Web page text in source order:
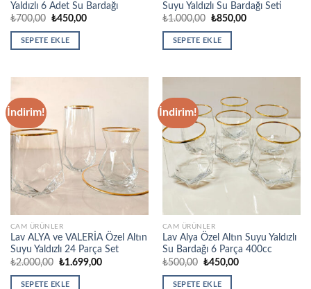
Yaldızlı 6 Adet Su Bardağı
₺700,00 Orijinal
₺700,00.
₺450,00Şu
SEPETE EKLE
Suyu Yaldızlı Su Bardağı Seti
₺1.000,00 Orijinal
₺1.000,00.
₺850,00Şu
SEPETE EKLE
İndirim!
CAM ÜRÜNLER
Lav ALYA ve VALERİA Özel Altın
Suyu Yaldızlı 24 Parça Set
₺2.000,00 Orijinal
₺2.000,00.
₺1.699,00Şu
SEPETE EKLE
İndirim!
CAM ÜRÜNLER
Lav Alya Özel Altın Suyu Yaldızlı
Su Bardağı 6 Parça 400cc
₺500,00 Orijinal
₺500,00.
₺450,00Şu
SEPETE EKLE